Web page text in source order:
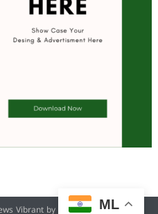
Vibrant by CodeVibrant.
ML